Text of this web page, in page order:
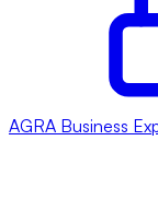
AGRA Business